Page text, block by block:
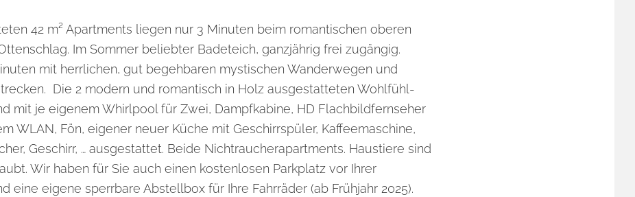
42 m² Apartments liegen nur 3 Minuten beim romantischen oberen
Im Sommer beliebter Badeteich, ganzjährig frei zugängig.
mit herrlichen, gut begehbaren mystischen Wanderwegen und
Die 2 modern und romantisch in Holz ausgestatteten Wohlfühl-
mit je eigenem Whirlpool für Zwei, Dampfkabine, HD Flachbildfernseher
WLAN, Fön, eigener neuer Küche mit Geschirrspüler, Kaffeemaschine,
Geschirr, … ausgestattet. Beide Nichtraucherapartments. Haustiere sind
Wir haben für Sie auch einen kostenlosen Parkplatz vor Ihrer
eine eigene sperrbare Abstellbox für Ihre Fahrräder (ab Frühjahr 2025).